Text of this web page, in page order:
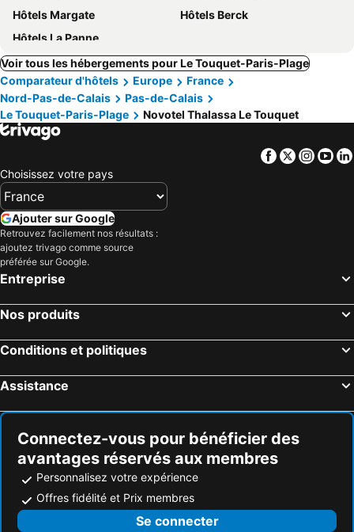
Hôtels Margate
Hôtels Berck
Hôtels La Panne
Voir tous les hébergements pour Le Touquet-Paris-Plage
Comparateur d'hôtels
Europe
France
Nord-Pas-de-Calais
Pas-de-Calais
Le Touquet-Paris-Plage
Novotel Thalassa Le Touquet
Facebook
Twitter
Choisissez votre pays
Ajouter sur Google
Retrouvez facilement nos résultats :
ajoutez trivago comme source
préférée sur Google.
Entreprise
Nos produits
Conditions et politiques
Assistance
Connectez-vous pour bénéficier des
avantages réservés aux membres
Personnalisez votre expérience
Offres fidélité et Prix membres
Se connecter